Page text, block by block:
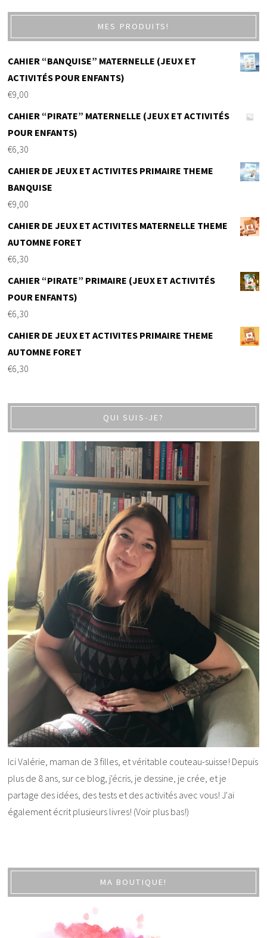
MES PRODUITS!
CAHIER “BANQUISE” MATERNELLE (JEUX ET
ACTIVITÉS POUR ENFANTS)
€9,00
CAHIER “PIRATE” MATERNELLE (JEUX ET ACTIVITÉS
POUR ENFANTS)
€6,30
CAHIER DE JEUX ET ACTIVITES PRIMAIRE THEME
BANQUISE
€9,00
CAHIER DE JEUX ET ACTIVITES MATERNELLE THEME
AUTOMNE FORET
€6,30
CAHIER “PIRATE” PRIMAIRE (JEUX ET ACTIVITÉS
POUR ENFANTS)
€6,30
CAHIER DE JEUX ET ACTIVITES PRIMAIRE THEME
AUTOMNE FORET
€6,30
QUI SUIS-JE?
Ici Valérie, maman de 3 filles, et véritable couteau-suisse! Depuis
plus de 8 ans, sur ce blog, j'écris, je dessine, je crée, et je
partage des idées, des tests et des activités avec vous! J'ai
également écrit plusieurs livres! (Voir plus bas!)
MA BOUTIQUE!